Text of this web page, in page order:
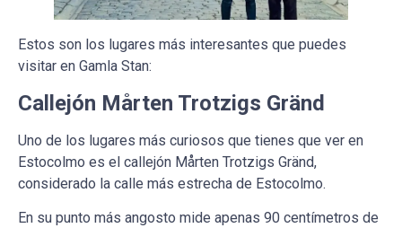
Estos son los lugares más interesantes que puedes
visitar en Gamla Stan:
Callejón Mårten Trotzigs Gränd
Uno de los lugares más curiosos que tienes que ver en
Estocolmo es el callejón Mårten Trotzigs Gränd,
considerado la calle más estrecha de Estocolmo.
En su punto más angosto mide apenas 90 centímetros de